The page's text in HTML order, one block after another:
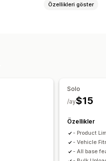
Özellikleri göster
Solo
$15
/ay
Özellikler
- Product
- Vehicle
- All base